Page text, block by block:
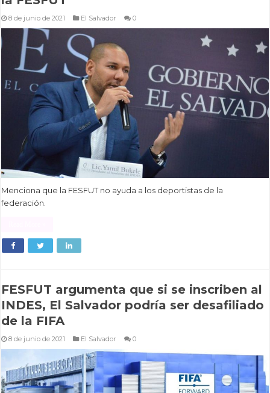
8 de junio de 2021 El Salvador 0
Menciona que la FESFUT no ayuda a los deportistas de la
federación.
FESFUT argumenta que si se inscriben al
INDES, El Salvador podría ser desafiliado
de la FIFA
8 de junio de 2021 El Salvador 0